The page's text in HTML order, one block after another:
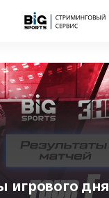
игрового дня